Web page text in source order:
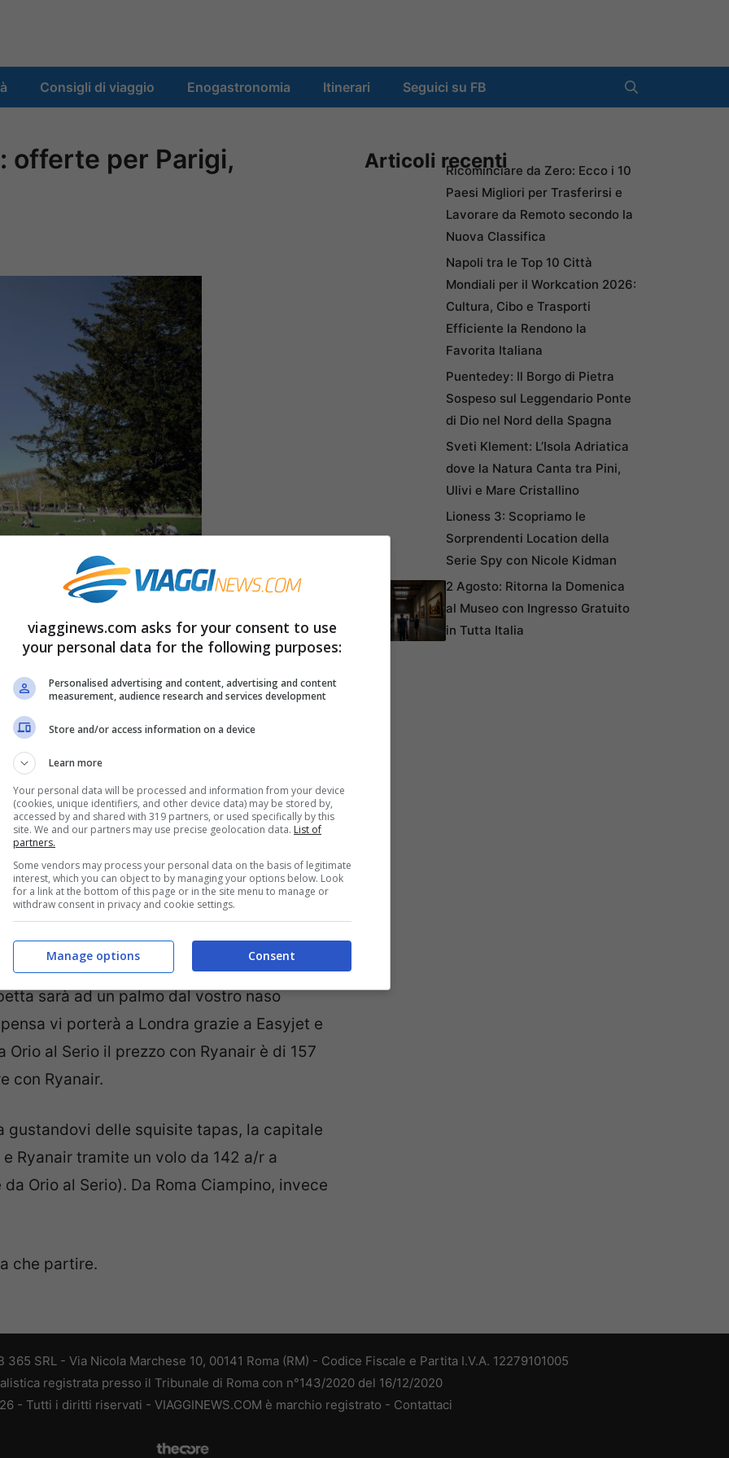
Consigli di viaggio Enogastronomia Itinerari Seguici su FB
offerte per Parigi,
Pasqua 2014/Roma – Manca un mese e
magari una settimana di relax vi frulla
meno una fortuna. Le compagnie aeree low
di avere l’Europa a portata di mano;
qualche idea su come raggiungere
(noi abbiamo indicato dal 17 al 22
da Milano Malpensa con Easyjet o
sempre con Ryanair, ma partendo da Orio
Da Roma Ciampino il costo si
sarà ad un palmo dal vostro naso
vi porterà a Londra grazie a Easyjet e
Orio al Serio il prezzo con Ryanair è di 157
con Ryanair.
gustandovi delle squisite tapas, la capitale
Ryanair tramite un volo da 142 a/r a
Orio al Serio). Da Roma Ciampino, invece
che partire.
Articoli recentiRicominciare da Zero: Ecco i 10
Paesi Migliori per Trasferirsi e
Lavorare da Remoto secondo la
Nuova Classifica
Napoli tra le Top 10 Città
Mondiali per il Workcation 2026:
Cultura, Cibo e Trasporti
Efficiente la Rendono la
Favorita Italiana
Puentedey: Il Borgo di Pietra
Sospeso sul Leggendario Ponte
di Dio nel Nord della Spagna
Sveti Klement: L’Isola Adriatica
dove la Natura Canta tra Pini,
Ulivi e Mare Cristallino
Lioness 3: Scopriamo le
Sorprendenti Location della
Serie Spy con Nicole Kidman
2 Agosto: Ritorna la Domenica
al Museo con Ingresso Gratuito
in Tutta Italia
SRL - Via Nicola Marchese 10, 00141 Roma (RM) - Codice Fiscale e Partita I.V.A. 12279101005
registrata presso il Tribunale di Roma con n°143/2020 del 16/12/2020
- Tutti i diritti riservati - VIAGGINEWS.COM è marchio registrato - Contattaci
viagginews.com asks for your consent to use
your personal data for the following purposes:
Personalised advertising and content, advertising and content
measurement, audience research and services development
Store and/or access information on a device
Learn more
Your personal data will be processed and information from your device
(cookies, unique identifiers, and other device data) may be stored by,
accessed by and shared with 319 partners, or used specifically by this
site. We and our partners may use precise geolocation data. List of
partners.
Some vendors may process your personal data on the basis of legitimate
interest, which you can object to by managing your options below. Look
for a link at the bottom of this page or in the site menu to manage or
withdraw consent in privacy and cookie settings.
Consent
Manage options